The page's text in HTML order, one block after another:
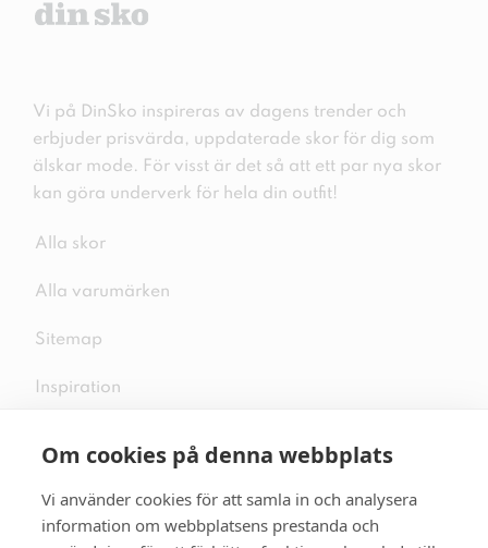
Om cookies på denna webbplats
Vi använder cookies för att samla in och analysera
information om webbplatsens prestanda och
Vi på DinSko inspireras av dagens trender och
erbjuder prisvärda, uppdaterade skor för dig som
älskar mode. För visst är det så att ett par nya skor
kan göra underverk för hela din outfit!
Alla skor
Alla varumärken
Sitemap
Inspiration